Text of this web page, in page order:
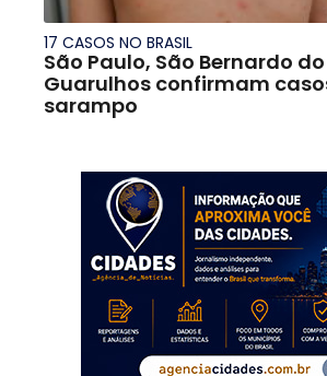
17 CASOS NO BRASIL
São Paulo, São Bernardo
Guarulhos confirmam
sarampo